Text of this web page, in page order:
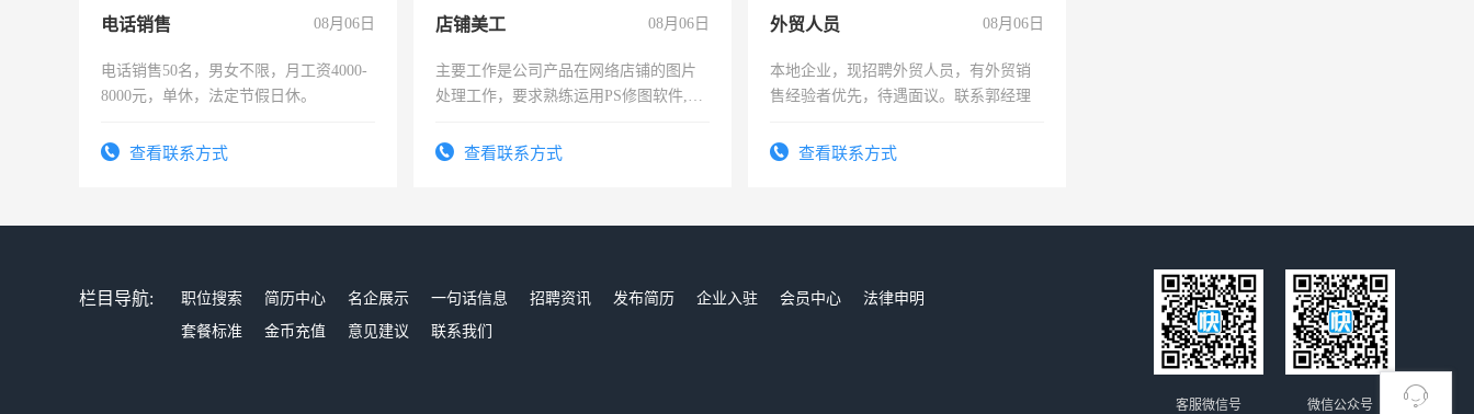
电话销售 08月06日
电话销售50名，男女不限，月工资4000-
8000元，单休，法定节假日休。
查看联系方式
店铺美工 08月06日
主要工作是公司产品在网络店铺的图片
处理工作，要求熟练运用PS修图软件,工
查看联系方式
外贸人员 08月06日
本地企业，现招聘外贸人员，有外贸销
售经验者优先，待遇面议。联系郭经理
查看联系方式
栏目导航: 职位搜索 简历中心 名企展示 一句话信息 招聘资讯 发布简历 企业入驻 会员中心
法律申明
套餐标准
金币充值 意见建议 联系我们
微信公众号
客服微信号